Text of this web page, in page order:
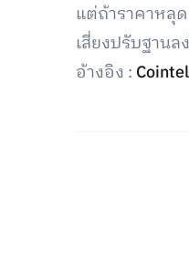
แต่ถ้าราคาหลุ
เสี่ยงปรับฐาน
อ้างอิง :